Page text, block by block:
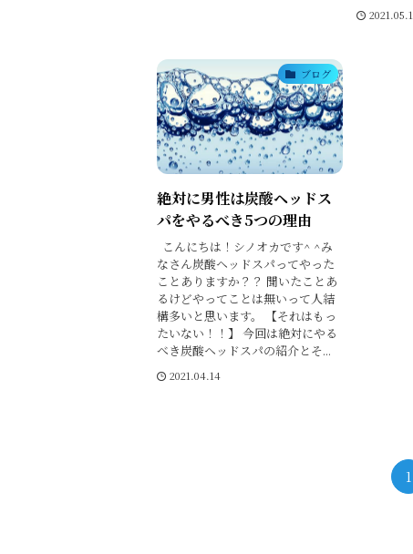
ブログ
絶対に男性は炭酸ヘッドス
パをやるべき5つの理由
こんにちは！シノオカです^ ^み
なさん炭酸ヘッドスパってやった
ことありますか？？ 聞いたことあ
るけどやってことは無いって人結
構多いと思います。 【それはもっ
たいない！！】 今回は絶対にやる
べき炭酸ヘッドスパの紹介とそ...
2021.04.14
1